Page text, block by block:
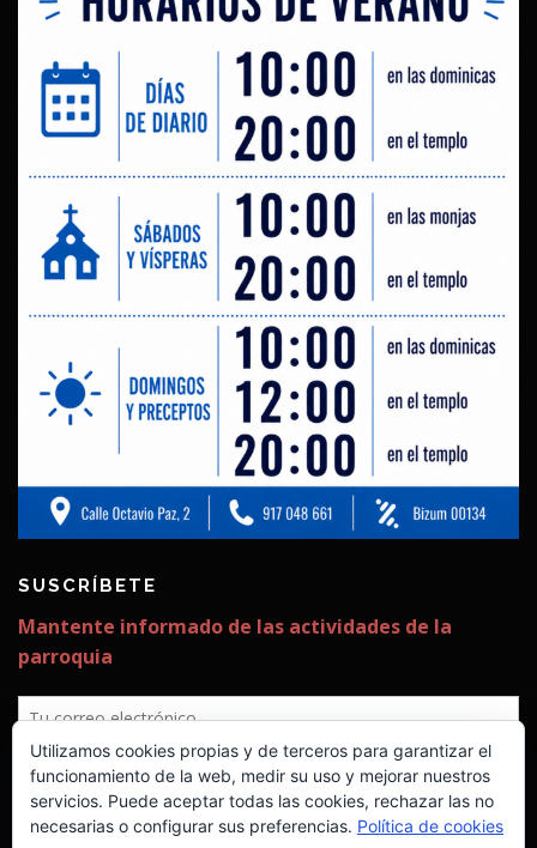
SUSCRÍBETE
Utilizamos cookies propias y de terceros para garantizar el
funcionamiento de la web, medir su uso y mejorar nuestros
servicios. Puede aceptar todas las cookies, rechazar las no
necesarias o configurar sus preferencias. Política de cookies